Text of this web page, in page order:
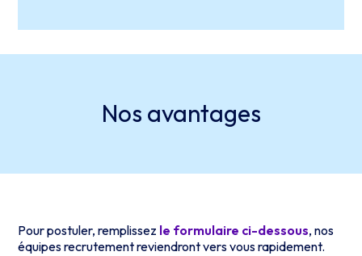
Nos avantages
Pour postuler, remplissez le formulaire ci-dessous, nos
équipes recrutement reviendront vers vous rapidement.